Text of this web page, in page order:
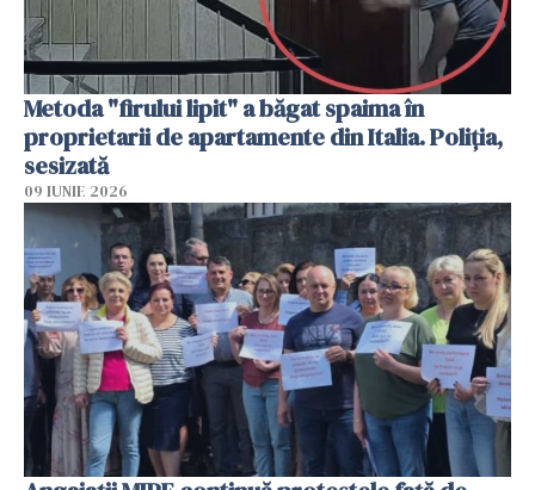
Metoda "firului lipit" a băgat spaima în
proprietarii de apartamente din Italia. Poliția,
sesizată
09 IUNIE 2026